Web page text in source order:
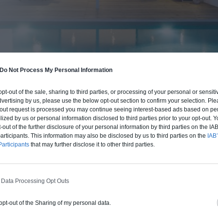
Do Not Process My Personal Information
out of the sale, sharing to third parties, or processing of your personal or
by us, please use the below opt-out section to confirm your selection.
request is processed you may continue seeing interest-based ads based on
by us or personal information disclosed to third parties prior to your opt-out.
of the further disclosure of your personal information by third parties on the
This information may also be disclosed by us to third parties on the
that may further disclose it to other third parties.
Processing Opt Outs
out of the Sharing of my personal data.
un chiffrage estimatif pour la construction de cette
type de livraison souhaité : auto-construction, clos
d'air) ou clé en main.
Auto-construction Clos couvert
Construction ossature bois
Chiffrage estimatif pour : Fondations et